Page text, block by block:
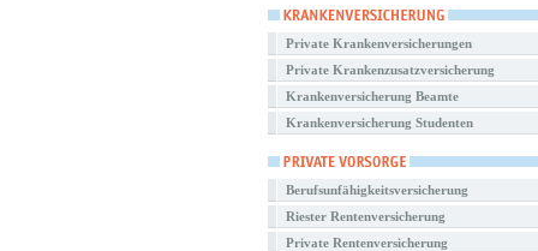
Private Krankenversicherungen
Private Krankenzusatzversicherung
Krankenversicherung Beamte
Krankenversicherung Studenten
Berufsunfähigkeitsversicherung
Riester Rentenversicherung
Private Rentenversicherung